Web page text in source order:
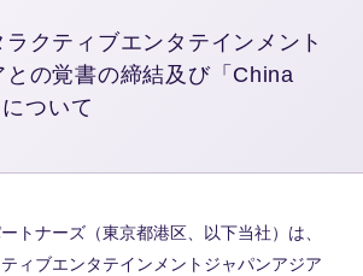
クティブエンタテインメント
との覚書の締結及び「China
ついて
トナーズ（東京都港区、以下当社）は、
ィブエンタテインメントジャパンアジア